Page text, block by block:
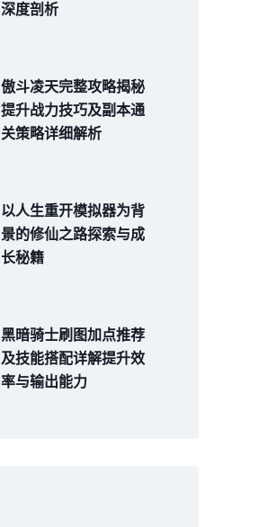
深度剖析
傲斗凌天完整攻略揭秘
提升战力技巧及副本通
关策略详细解析
以人生重开模拟器为背
景的修仙之路探索与成
长秘籍
黑暗骑士刷图加点推荐
及技能搭配详解提升效
率与输出能力